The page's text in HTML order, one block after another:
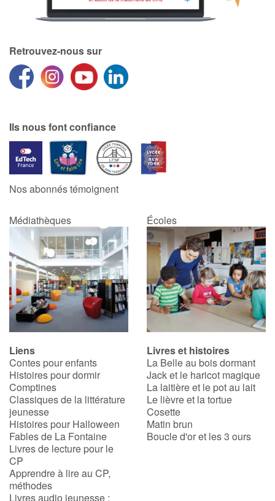
Retrouvez-nous sur
Ils nous font confiance
Nos abonnés témoignent
Médiathèques Écoles
Liens
Contes pour enfants
Histoires pour dormir
Comptines
Classiques de la littérature
jeunesse
Histoires pour Halloween
Fables de La Fontaine
Livres de lecture pour le
CP
Apprendre à lire au CP,
méthodes
Livres audio jeunesse :
Livres et histoires
La Belle au bois dormant
Jack et le haricot magique
La laitière et le pot au lait
Le lièvre et la tortue
Cosette
Matin brun
Boucle d'or et les 3 ours